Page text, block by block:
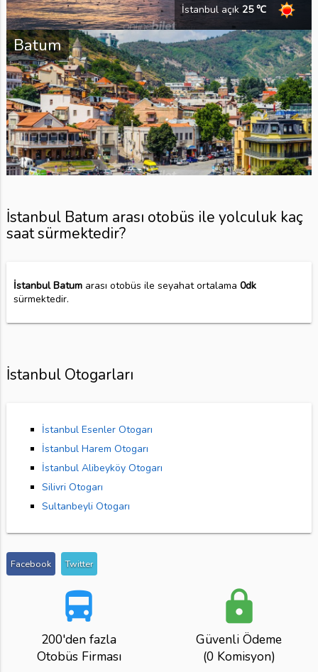
İstanbul açık25 ℃
Batum
İstanbul Batum arası otobüs ile yolculuk kaç
saat sürmektedir?
İstanbul Batumarası otobüs ile seyahat ortalama 0dk
sürmektedir.
İstanbul Otogarları
İstanbul Esenler Otogarı
İstanbul Harem Otogarı
İstanbul Alibeyköy Otogarı
Silivri Otogarı
Sultanbeyli Otogarı
Facebook Twitter
directions_bus
200'den fazla
Otobüs Firması
lock
Güvenli Ödeme
(0 Komisyon)